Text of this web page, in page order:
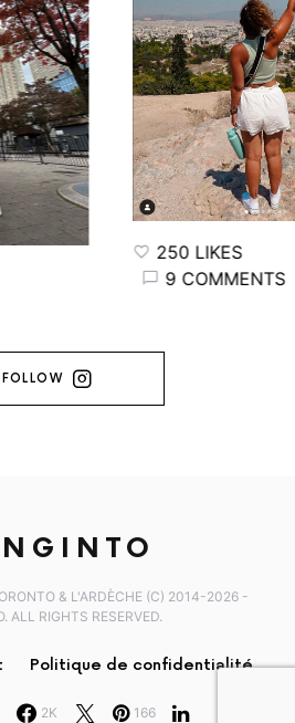
250 LIKES
9 COMMENTS
FOLLOW
& L'ARDÈCHE (C) 2014-2026 -
ALL RIGHTS RESERVED.
Politique de confidentialité
2K 166